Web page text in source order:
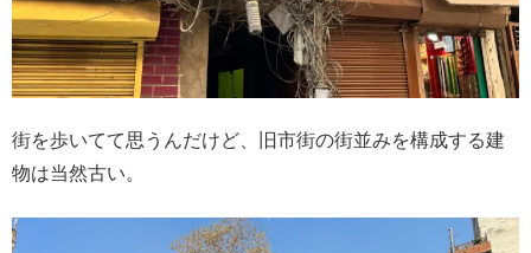
街を歩いてて思うんだけど、旧市街の街並みを構成する建
物は当然古い。